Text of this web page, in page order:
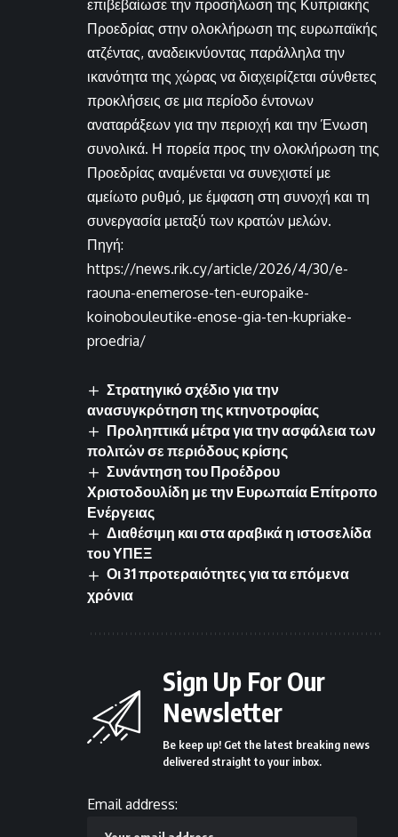
επιβεβαίωσε την προσήλωση της Κυπριακής
Προεδρίας στην ολοκλήρωση της ευρωπαϊκής
ατζέντας, αναδεικνύοντας παράλληλα την
ικανότητα της χώρας να διαχειρίζεται σύνθετες
προκλήσεις σε μια περίοδο έντονων
αναταράξεων για την περιοχή και την Ένωση
συνολικά. Η πορεία προς την ολοκλήρωση της
Προεδρίας αναμένεται να συνεχιστεί με
αμείωτο ρυθμό, με έμφαση στη συνοχή και τη
συνεργασία μεταξύ των κρατών μελών.
Πηγή:
https://news.rik.cy/article/2026/4/30/e-
raouna-enemerose-ten-europaike-
koinobouleutike-enose-gia-ten-kupriake-
proedria/
Στρατηγικό σχέδιο για την
ανασυγκρότηση της κτηνοτροφίας
Προληπτικά μέτρα για την ασφάλεια των
πολιτών σε περιόδους κρίσης
Συνάντηση του Προέδρου
Χριστοδουλίδη με την Ευρωπαία Επίτροπο
Ενέργειας
Διαθέσιμη και στα αραβικά η ιστοσελίδα
του ΥΠΕΞ
Οι 31 προτεραιότητες για τα επόμενα
χρόνια
Sign Up For Our
Newsletter
Be keep up! Get the latest breaking news
delivered straight to your inbox.
Email address: